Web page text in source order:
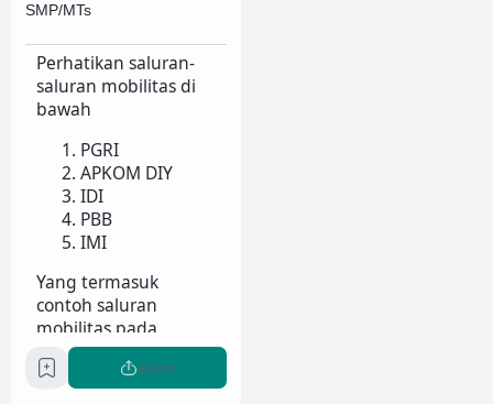
SMP/MTs
Perhatikan saluran-
saluran mobilitas di
bawah
PGRI
APKOM DIY
IDI
PBB
IMI
Yang termasuk
contoh saluran
mobilitas pada
bidang organisasi
profesi adalah...
(A)
Share